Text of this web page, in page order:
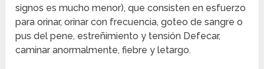
signos es mucho menor), que consisten en esfuerzo
para orinar, orinar con frecuencia, goteo de sangre o
pus del pene, estreñimiento y tensión Defecar,
caminar anormalmente, fiebre y letargo.